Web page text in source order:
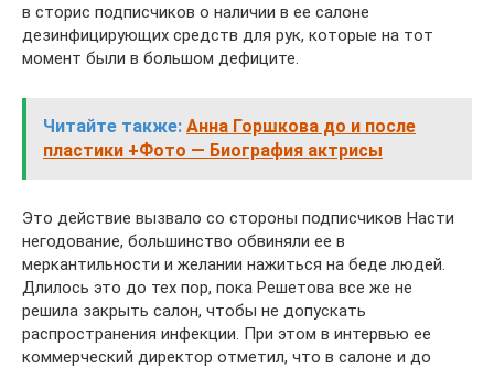
в сторис подписчиков о наличии в ее салоне
дезинфицирующих средств для рук, которые на тот
момент были в большом дефиците.
Читайте также: Анна Горшкова до и после
пластики +Фото — Биография актрисы
Это действие вызвало со стороны подписчиков Насти
негодование, большинство обвиняли ее в
меркантильности и желании нажиться на беде людей.
Длилось это до тех пор, пока Решетова все же не
решила закрыть салон, чтобы не допускать
распространения инфекции. При этом в интервью ее
коммерческий директор отметил, что в салоне и до